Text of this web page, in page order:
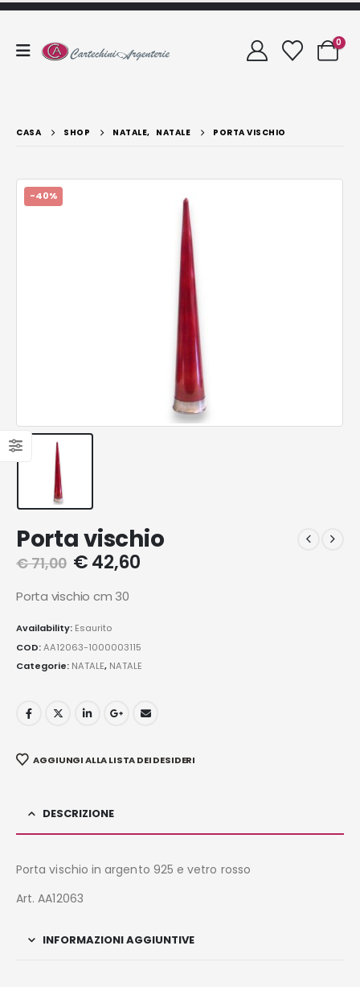
0
CASA SHOP NATALE, NATALE PORTA VISCHIO
-40%
Porta vischio
€71,00 €42,60
Porta vischio cm 30
Availability: Esaurito
COD:AA12063-1000003115
Categorie: NATALE, NATALE
AGGIUNGI ALLA LISTA DEI DESIDERI
DESCRIZIONE
Porta vischio in argento 925 e vetro rosso
Art. AA12063
INFORMAZIONI AGGIUNTIVE